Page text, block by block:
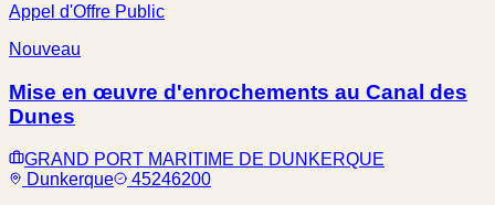
Appel d'Offre Public
Nouveau
Mise en œuvre d'enrochements au Canal des
Dunes
GRAND PORT MARITIME DE DUNKERQUE
Dunkerque
45246200